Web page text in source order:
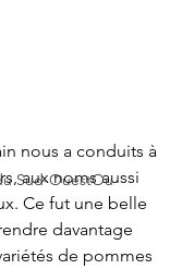
Sud-OuestOu
nous a conduits à
aux noms aussi
Ce fut une belle
davantage
de pommes